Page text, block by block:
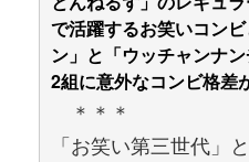
で活躍するお笑いコン
ン」と「ウッチャンナ
2組に意外なコンビ格差
＊＊＊
「お笑い第三世代」